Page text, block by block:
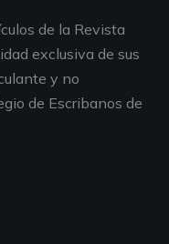
de la Revista
exclusiva de sus
y no
de Escribanos de